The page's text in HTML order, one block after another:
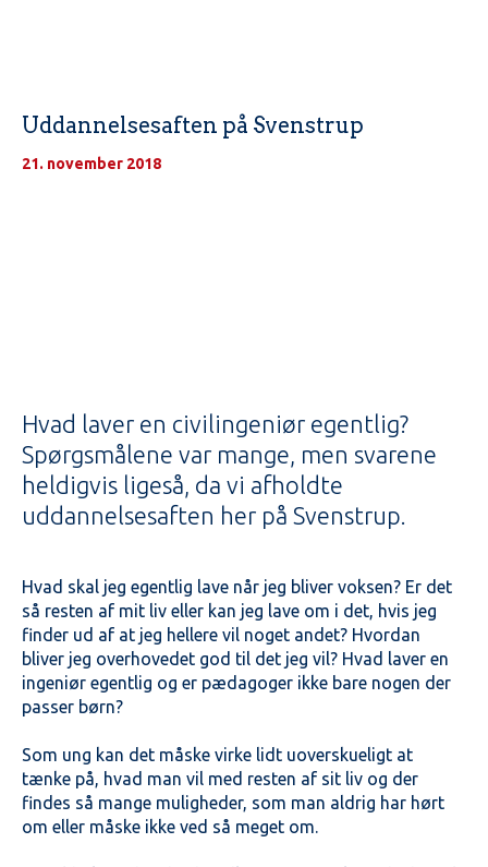
Uddannelsesaften på Svenstrup
21. november 2018
Hvad laver en civilingeniør egentlig?
Spørgsmålene var mange, men svarene
heldigvis ligeså, da vi afholdte
uddannelsesaften her på Svenstrup.
Hvad skal jeg egentlig lave når jeg bliver voksen? Er det
så resten af mit liv eller kan jeg lave om i det, hvis jeg
finder ud af at jeg hellere vil noget andet? Hvordan
bliver jeg overhovedet god til det jeg vil? Hvad laver en
ingeniør egentlig og er pædagoger ikke bare nogen der
passer børn?
Som ung kan det måske virke lidt uoverskueligt at
tænke på, hvad man vil med resten af sit liv og der
findes så mange muligheder, som man aldrig har hørt
om eller måske ikke ved så meget om.